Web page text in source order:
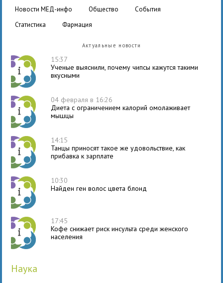
новости МЕД-инфо
общество
события
статистика
фармация
Актуальные новости
15:37
Ученые выяснили, почему чипсы кажутся такими
вкусными
04 февраля в 16:26
Диета с ограничением калорий омолаживает
мышцы
14:15
Танцы приносят такое же удовольствие, как
прибавка к зарплате
10:30
Найден ген волос цвета блонд
17:45
Кофе снижает риск инсульта среди женского
населения
наука